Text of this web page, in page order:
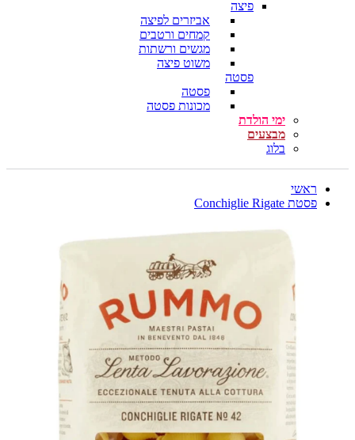
פיצה
אביזרים לפיצה
קמחים ורטבים
מגשים ורשתות
משוט פיצה
פסטה
פסטה
מכונות פסטה
ימי הולדת
מבצעים
בלוג
ראשי
פסטת Conchiglie Rigate